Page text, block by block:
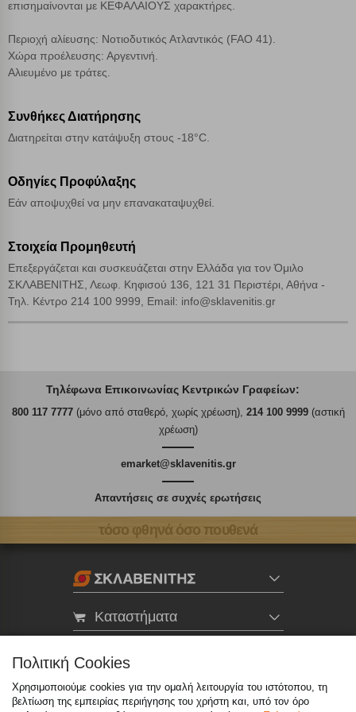
επισημαίνονται με ΚΕΦΑΛΑΙΟΥΣ χαρακτήρες.
Περιοχή αλίευσης: Νοτιοδυτικός Ατλαντικός (FAO 41).
Χώρα προέλευσης: Αργεντινή.
Αλιευμένο με τράτες.
Συνθήκες Διατήρησης
Διατηρείται στην κατάψυξη στους -18°C.
Οδηγίες Προφύλαξης
Εάν αποψυχθεί να μην επανακαταψυχθεί.
Στοιχεία Προμηθευτή
Επεξεργάζεται και συσκευάζεται στην Ελλάδα για τον Όμιλο
ΣΚΛΑΒΕΝΙΤΗΣ, Λεωφ. Κηφισού 136, 121 31 Περιστέρι, Αθήνα -
Τηλ. Κέντρο 214 100 9999, Email: info@sklavenitis.gr
Τηλέφωνα Επικοινωνίας Κεντρικών Γραφείων:
800 117 7777(μόνο από σταθερό, χωρίς χρέωση), 214 100 9999(αστική
χρέωση)
emarket@sklavenitis.gr
Απαντήσεις σε συχνές ερωτήσεις
τόσο φθηνά όσο πουθενά
Καταστήματα
eMarket
800 117 7777 (μόνο από σταθερό, χωρίς χρέωση),
Πολιτική Cookies
Χρησιμοποιούμε cookies για την ομαλή λειτουργία του ιστότοπου, τη
βελτίωση της εμπειρίας περιήγησης του χρήστη και, υπό τον όρο
Απόρριψη όλων
Αποδοχή όλων